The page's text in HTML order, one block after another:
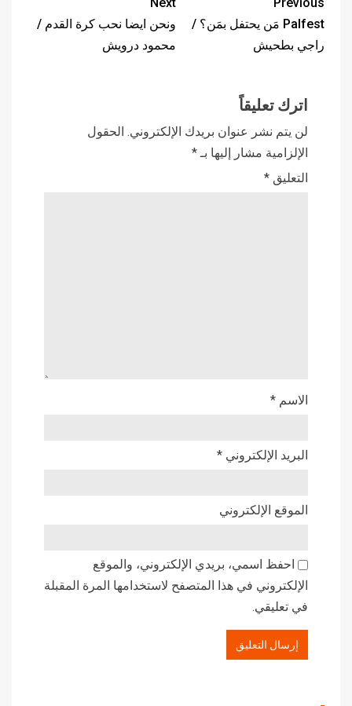
Palfest مَن يحتفل بمَن؟ /
راجي بطحيش
ونحن ايضا نحب كرة القدم /
محمود درويش
اترك تعليقاً
لن يتم نشر عنوان بريدك الإلكتروني. الحقول
الإلزامية مشار إليها بـ *
التعليق *
الاسم *
البريد الإلكتروني *
الموقع الإلكتروني
احفظ اسمي، بريدي الإلكتروني، والموقع
الإلكتروني في هذا المتصفح لاستخدامها المرة المقبلة
في تعليقي.